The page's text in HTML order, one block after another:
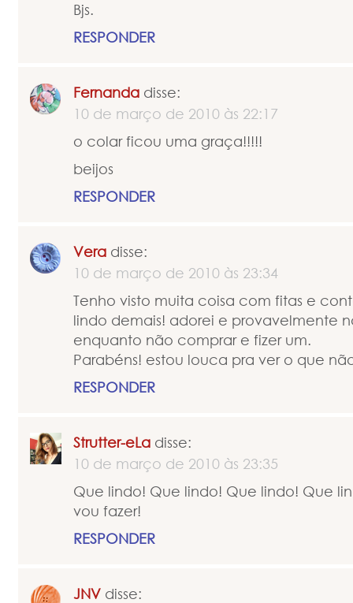
Bjs.
RESPONDER
Fernanda disse:
10 de março de 2010 às 22:17
o colar ficou uma graça!!!!!
beijos
RESPONDER
Vera disse:
10 de março de 2010 às 23:34
Tenho visto muita coisa com fitas e
lindo demais! adorei e provavelmente
enquanto não comprar e fizer um.
Parabéns! estou louca pra ver o que
RESPONDER
Strutter-eLa disse:
10 de março de 2010 às 23:35
Que lindo! Que lindo! Que lindo! Que
vou fazer!
RESPONDER
JNV disse: